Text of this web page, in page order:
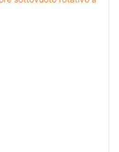
apparecchiature di